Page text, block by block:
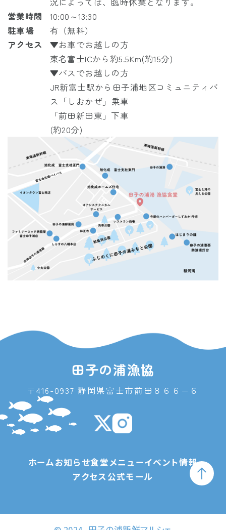
営業時間
10:00～13:30
駐車場
有（無料）
アクセス
▼お車でお越しの方
東名富士ICから約5.5Km(約15分)
▼バスでお越しの方
JR新富士駅から 田子浦地区コミュニティバ
ス「しおかぜ」 乗車
「前田新田東」下車
(約20分)
田子の浦漁協
〒416-0937 静岡県富士市前田８６６−６
ホームお知らせ食堂メニューイベント情報
アクセス 公式モール